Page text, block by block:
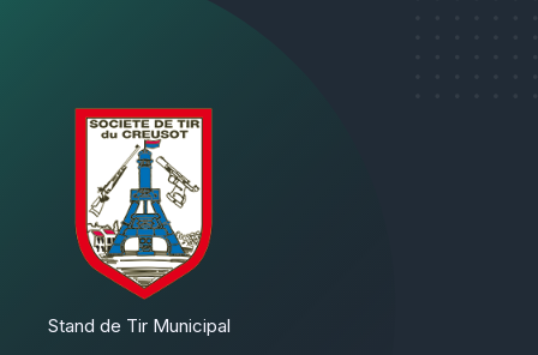
Stand de Tir Municipal